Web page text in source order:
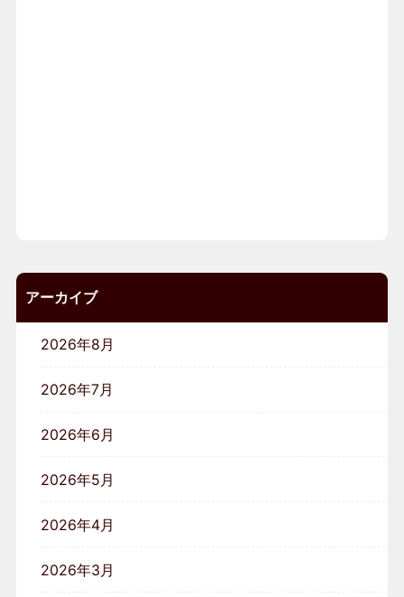
アーカイブ
2026年8月
2026年7月
2026年6月
2026年5月
2026年4月
2026年3月